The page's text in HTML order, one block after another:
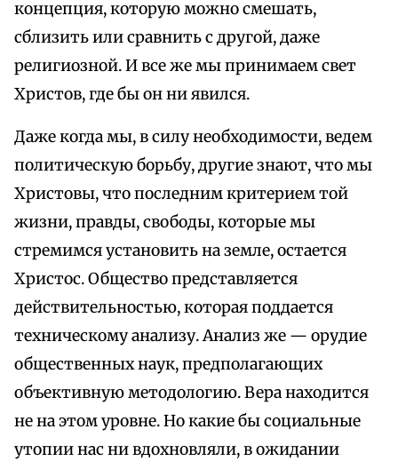
концепция, которую можно смешать,
сблизить или сравнить с другой, даже
религиозной. И все же мы принимаем свет
Христов, где бы он ни явился.
Даже когда мы, в силу необходимости, ведем
политическую борьбу, другие знают, что мы
Христовы, что последним критерием той
жизни, правды, свободы, которые мы
стремимся установить на земле, остается
Христос. Общество представляется
действительностью, которая поддается
техническому анализу. Анализ же — орудие
общественных наук, предполагающих
объективную методологию. Вера находится
не на этом уровне. Но какие бы социальные
утопии нас ни вдохновляли, в ожидании